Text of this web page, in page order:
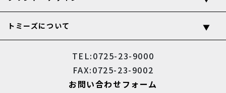
トミーズについて
TEL:0725-23-9000
FAX:0725-23-9002
お問い合わせフォーム